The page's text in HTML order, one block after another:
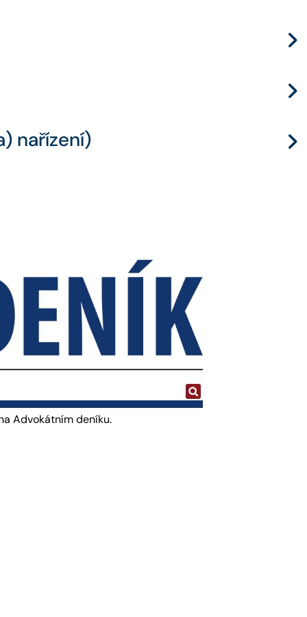
nařízení)
Advokátním deníku.